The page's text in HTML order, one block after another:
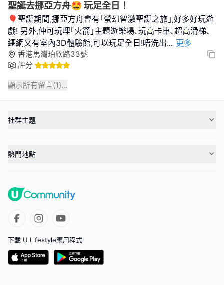
聖誕去挪亞方舟🤩 玩足全日！
🎈聖誕期間,挪亞方舟會有｢螢幻智激聖誕之旅｣,好多好玩遊
戲! 另外,仲可玩埋｢火箭｣主題遊樂場､玩高卡車､超高滑梯､
繩網又有室內3D體驗館,可以玩足全日!唔洗出... 更多
香港馬灣珀欣路33號
評分
顯示所有留言(1)...
社群主題
熱門地點
下載 U Lifestyle應用程式